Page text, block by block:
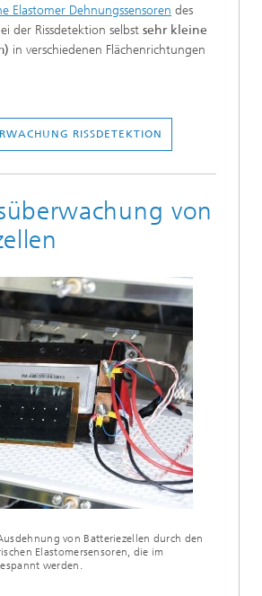
Elastomer Dehnungssensoren des
der Rissdetektion selbst sehr kleine
in verschiedenen Flächenrichtungen
RISSDETEKTION
von
von Batteriezellen durch den
Elastomersensoren, die im
werden.